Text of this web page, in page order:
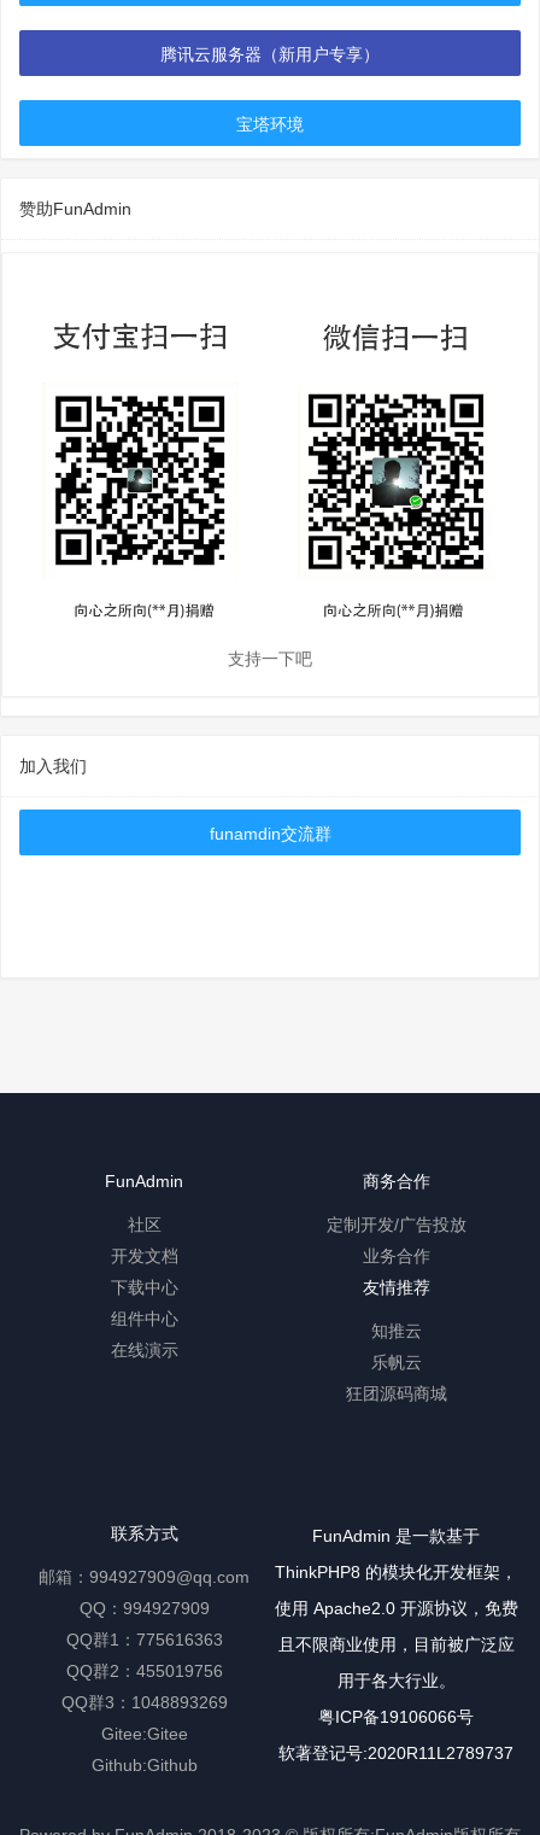
腾讯云服务器（新用户专享）
宝塔环境
赞助FunAdmin
支持一下吧
加入我们
funamdin交流群
FunAdmin
社区
开发文档
下载中心
组件中心
在线演示
商务合作
定制开发/广告投放
业务合作
友情推荐
知推云
乐帆云
狂团源码商城
联系方式
邮箱：994927909@qq.com
QQ：994927909
QQ群1：775616363
QQ群2：455019756
QQ群3：1048893269
Gitee:Gitee
Github:Github
FunAdmin 是一款基于
ThinkPHP8 的模块化开发框架，
使用 Apache2.0 开源协议，免费
且不限商业使用，目前被广泛应
用于各大行业。
粤ICP备19106066号
软著登记号:2020R11L2789737